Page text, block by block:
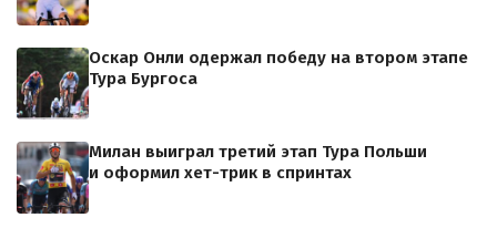
Оскар Онли одержал победу на втором этапе
Тура Бургоса
Милан выиграл третий этап Тура Польши
и оформил хет-трик в спринтах